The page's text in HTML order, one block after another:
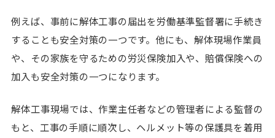
例えば、事前に解体工事の届出を労働基準監督署に手続き
することも安全対策の一つです。他にも、解体現場作業員
や、その家族を守るための労災保険加入や、賠償保険への
加入も安全対策の一つになります。
解体工事現場では、作業主任者などの管理者による監督の
もと、工事の手順に順次し、ヘルメット等の保護具を着用